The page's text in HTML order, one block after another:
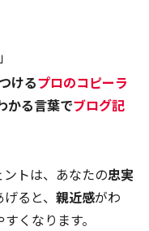
けるプロのコピーラ
かる言葉でブログ記
トは、あなたの忠実
ると、 親近感がわ
くなります。